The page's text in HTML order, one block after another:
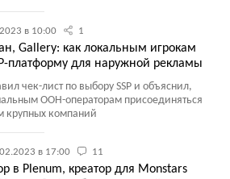
в 10:00 1
Gallery: как локальным игрокам
платформу для наружной рекламы
чек-лист по выбору SSP и объяснил,
OOH-операторам присоединяться
крупных компаний
в 17:00 11
в Plenum, креатор для Monstars